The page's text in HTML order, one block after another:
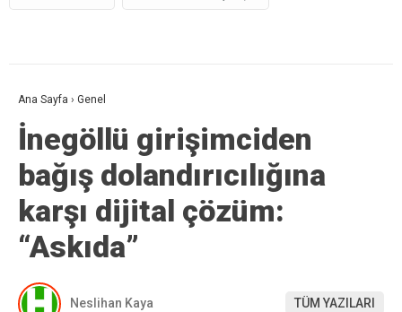
Ana Sayfa › Genel
İnegöllü girişimciden
bağış dolandırıcılığına
karşı dijital çözüm:
“Askıda”
Neslihan Kaya TÜM YAZILARI